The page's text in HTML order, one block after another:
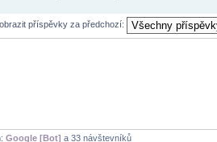
příspěvky za předchozí:
Google [Bot] a 33 návštevníků